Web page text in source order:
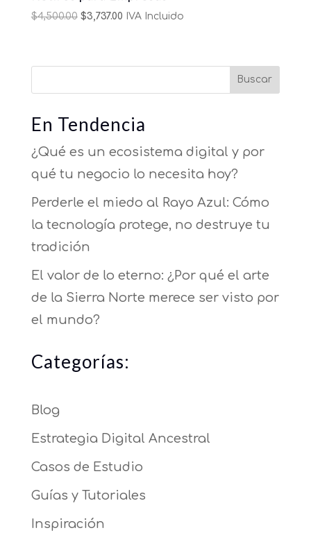
$4,500.00 Original
$4,500.00.
$3,737.00Current
$3,737.00.
IVA Incluido
Buscar
En Tendencia
¿Qué es un ecosistema digital y por
qué tu negocio lo necesita hoy?
Perderle el miedo al Rayo Azul: Cómo
la tecnología protege, no destruye tu
tradición
El valor de lo eterno: ¿Por qué el arte
de la Sierra Norte merece ser visto por
el mundo?
Categorías:
Blog
Estrategia Digital Ancestral
Casos de Estudio
Guías y Tutoriales
Inspiración